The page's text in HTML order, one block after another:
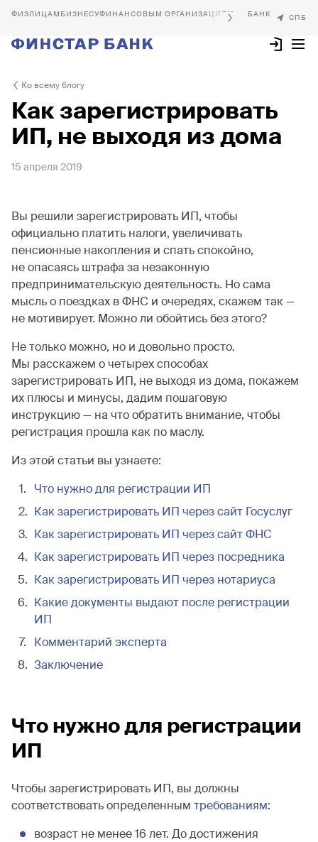
БИЗНЕСУФИНАНСОВЫМ ОРГАНИЗАЦИЯМ
Ко всему блогу
Как зарегистрировать
ИП, не выходя из дома
15 апреля 2019
Вы решили зарегистрировать ИП, чтобы
официально платить налоги, увеличивать
пенсионные накопления и спать спокойно,
не опасаясь штрафа за незаконную
предпринимательскую деятельность. Но сама
мысль о поездках в ФНС и очередях, скажем так —
не мотивирует. Можно ли обойтись без этого?
Не только можно, но и довольно просто.
Мы расскажем о четырех способах
зарегистрировать ИП, не выходя из дома, покажем
их плюсы и минусы, дадим пошаговую
инструкцию — на что обратить внимание, чтобы
регистрация прошла как по маслу.
Из этой статьи вы узнаете:
Что нужно для регистрации ИП
Как зарегистрировать ИП через сайт Госуслуг
Как зарегистрировать ИП через сайт ФНС
Как зарегистрировать ИП через посредника
Как зарегистрировать ИП через нотариуса
Какие документы выдают после регистрации
ИП
Комментарий эксперта
Заключение
Что нужно для регистрации
ИП
Чтобы зарегистрировать ИП, вы должны
соответствовать определенным требованиям:
возраст не менее 16 лет. До достижения